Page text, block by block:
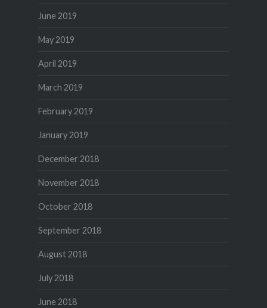
June 2019
May 2019
April 2019
March 2019
February 2019
January 2019
December 2018
November 2018
October 2018
September 2018
August 2018
July 2018
June 2018